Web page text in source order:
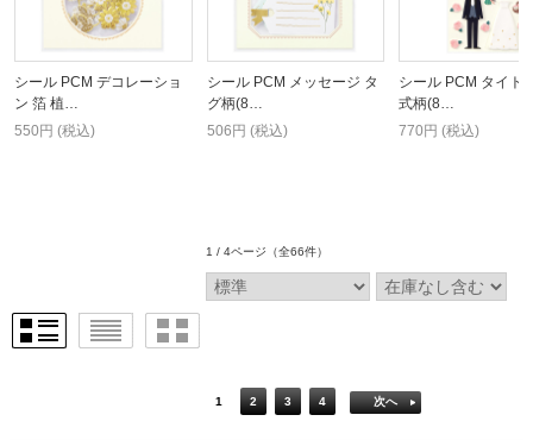
シール PCM デコレーショ
ン 箔 植…
550円 (税込)
シール PCM メッセージ タ
グ柄(8…
506円 (税込)
シール PCM タイト
式柄(8…
770円 (税込)
1 / 4ページ （全66件）
1 2 3 4 次へ